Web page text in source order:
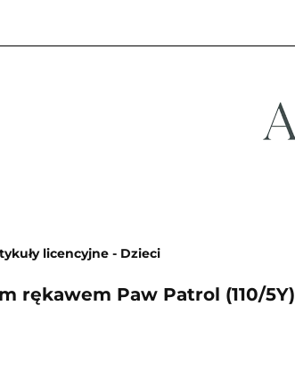
licencyjne - Dzieci
rękawem Paw Patrol (110/5Y)